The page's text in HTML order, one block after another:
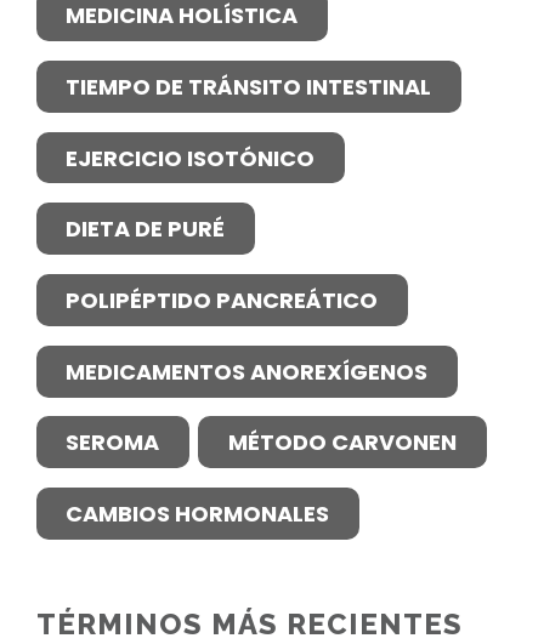
MEDICINA HOLÍSTICA
TIEMPO DE TRÁNSITO INTESTINAL
EJERCICIO ISOTÓNICO
DIETA DE PURÉ
POLIPÉPTIDO PANCREÁTICO
MEDICAMENTOS ANOREXÍGENOS
SEROMA MÉTODO CARVONEN
CAMBIOS HORMONALES
TÉRMINOS MÁS RECIENTES